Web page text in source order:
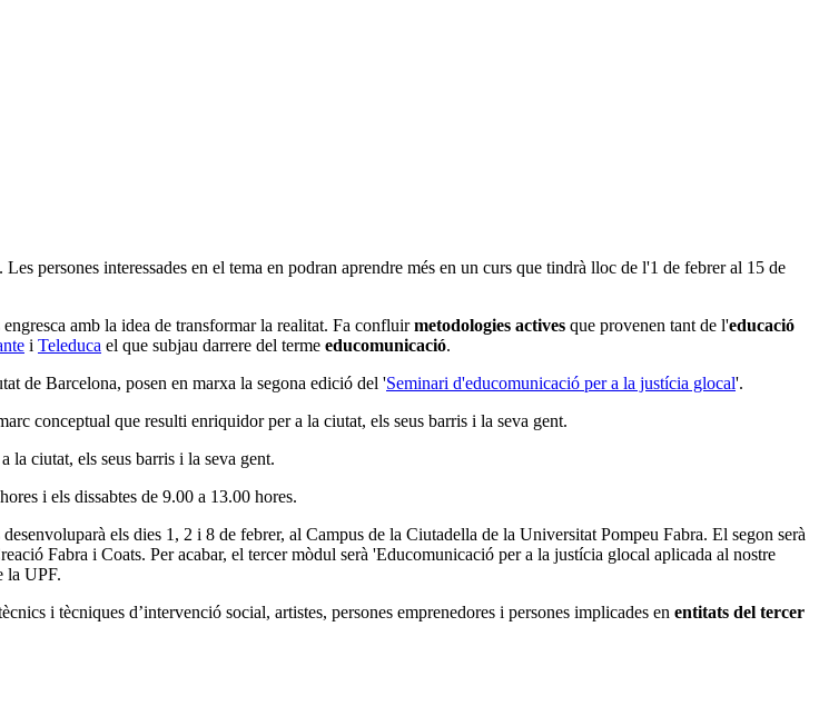
persones interessades en el tema en podran aprendre més en un curs que tindrà lloc de l'1 de febrer al 15 de
amb la idea de transformar la realitat. Fa confluirmetodologies actives que provenen tant de l'educació
i Teleduca el que subjau darrere del terme educomunicació.
de Barcelona, posen en marxa la segona edició del 'Seminari d'educomunicació per a la justícia glocal'.
conceptual que resulti enriquidor per a la ciutat, els seus barris i la seva gent.
la ciutat, els seus barris i la seva gent.
i els dissabtes de 9.00 a 13.00 hores.
els dies 1, 2 i 8 de febrer, al Campus de la Ciutadella de la Universitat Pompeu Fabra. El segon serà
Fabra i Coats. Per acabar, el tercer mòdul serà 'Educomunicació per a la justícia glocal aplicada al nostre
la UPF.
i tècniques d’intervenció social, artistes, persones emprenedores i persones implicades en entitats del tercer